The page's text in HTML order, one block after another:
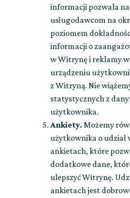
informacji pozwala
usługodawcom na
poziomem
informacji o
w Witrynę i reklamy
urządzeniu
z Witryną. Nie
statystycznych z
użytkownika.
Ankiety. Możemy
użytkownika o udział
ankietach, które
dodatkowe dane,
ulepszyć Witrynę.
ankietach jest